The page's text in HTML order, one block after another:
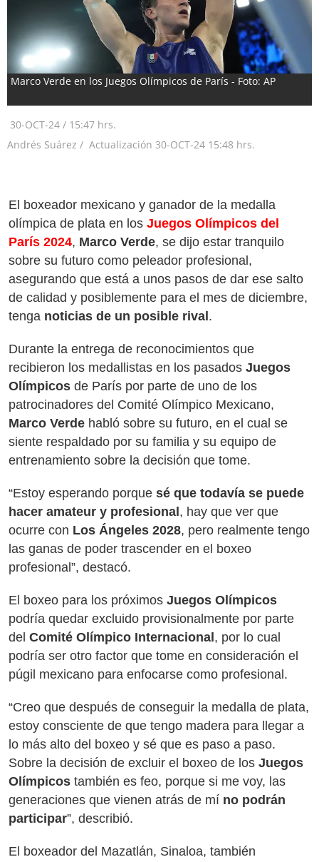
Marco Verde en los Juegos Olímpicos de París - Foto: AP
30-OCT-24 / 15:47 hrs.
Andrés Suárez / Actualización 30-OCT-24 15:48 hrs.
El boxeador mexicano y ganador de la medalla
olímpica de plata en los Juegos Olímpicos del
París 2024, Marco Verde, se dijo estar tranquilo
sobre su futuro como peleador profesional,
asegurando que está a unos pasos de dar ese salto
de calidad y posiblemente para el mes de diciembre,
tenga noticias de un posible rival .
Durante la entrega de reconocimientos que
recibieron los medallistas en los pasados Juegos
Olímpicos de París por parte de uno de los
patrocinadores del Comité Olímpico Mexicano,
Marco Verde habló sobre su futuro, en el cual se
siente respaldado por su familia y su equipo de
entrenamiento sobre la decisión que tome.
“Estoy esperando porque sé que todavía se puede
hacer amateur y profesional , hay que ver que
ocurre con Los Ángeles 2028, pero realmente tengo
las ganas de poder trascender en el boxeo
profesional”, destacó.
El boxeo para los próximos Juegos Olímpicos
podría quedar excluido provisionalmente por parte
del Comité Olímpico Internacional , por lo cual
podría ser otro factor que tome en consideración el
púgil mexicano para enfocarse como profesional.
“Creo que después de conseguir la medalla de plata,
estoy consciente de que tengo madera para llegar a
lo más alto del boxeo y sé que es paso a paso.
Sobre la decisión de excluir el boxeo de los Juegos
Olímpicos también es feo, porque si me voy, las
generaciones que vienen atrás de mí no podrán
participar”, describió.
El boxeador del Mazatlán, Sinaloa, también